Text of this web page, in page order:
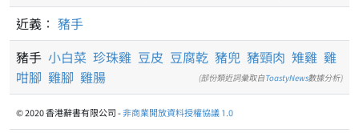
近義： 豬手
豬手 小白菜 珍珠雞 豆皮 豆腐乾 豬兜 豬頸肉 雉雞 雞
咁腳 雞腳 雞腸 (部份類近詞彙取自ToastyNews數據分析)
© 2020 香港辭書有限公司 -非商業開放資料授權協議 1.0